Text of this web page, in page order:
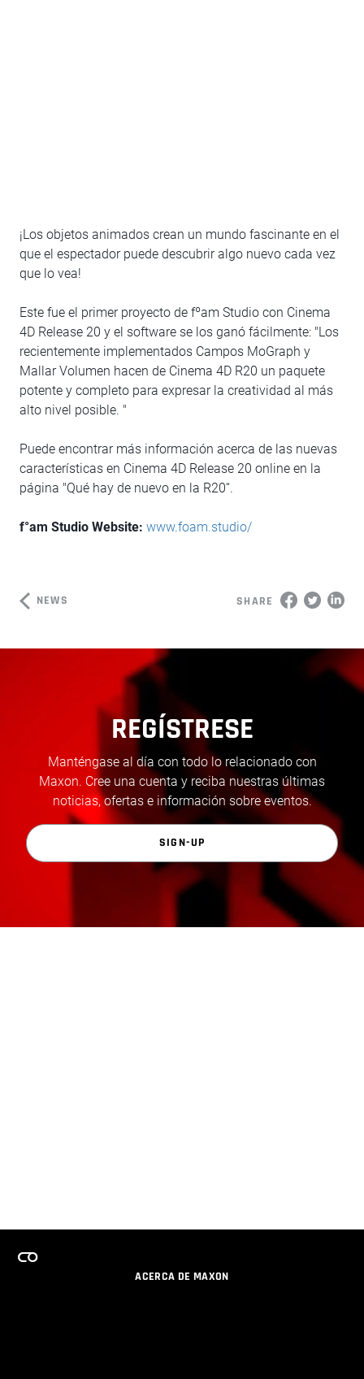
¡Los objetos animados crean un mundo fascinante en el
que el espectador puede descubrir algo nuevo cada vez
que lo vea!
Este fue el primer proyecto de fºam Studio con Cinema
4D Release 20 y el software se los ganó fácilmente: "Los
recientemente implementados Campos MoGraph y
Mallar Volumen hacen de Cinema 4D R20 un paquete
potente y completo para expresar la creatividad al más
alto nivel posible. "
Puede encontrar más información acerca de las nuevas
características en Cinema 4D Release 20 online en la
página "Qué hay de nuevo en la R20“.
f°am Studio Website: www.foam.studio/
NEWS SHARE
REGÍSTRESE
Manténgase al día con todo lo relacionado con
Maxon. Cree una cuenta y reciba nuestras últimas
noticias, ofertas e información sobre eventos.
SIGN-UP
ACERCA DE MAXON